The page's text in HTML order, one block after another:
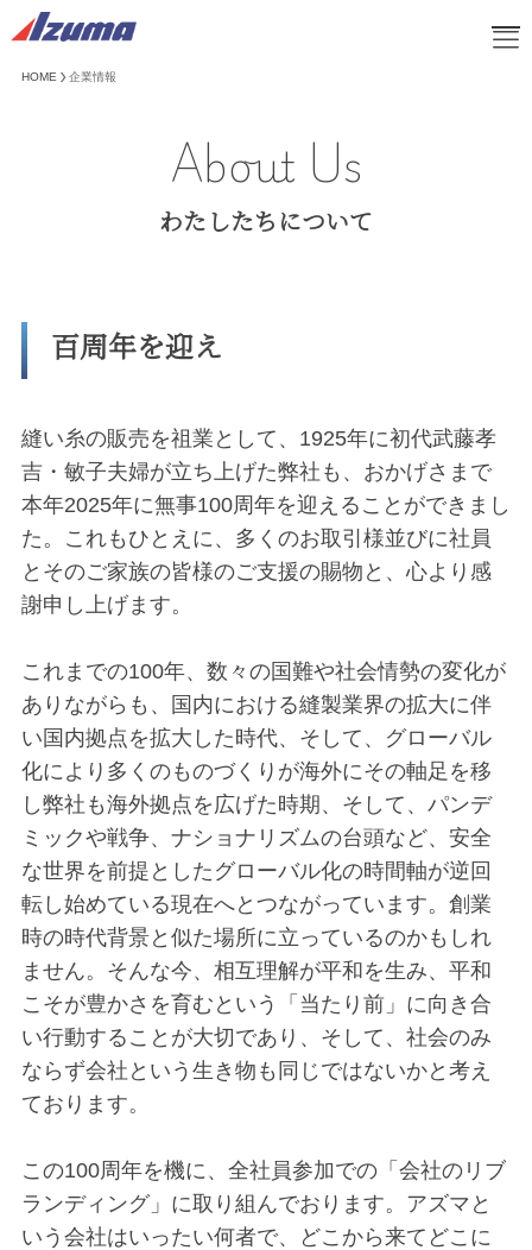
お知らせ
お問い合わせ
採用情報
HOME 企業情報
About Us
わたしたちについて
百周年を迎え
縫い糸の販売を祖業として、1925年に初代武藤孝
吉・敏子夫婦が立ち上げた弊社も、おかげさまで
本年2025年に無事100周年を迎えることができまし
た。これもひとえに、多くのお取引様並びに社員
とそのご家族の皆様のご支援の賜物と、心より感
謝申し上げます。
これまでの100年、数々の国難や社会情勢の変化が
ありながらも、国内における縫製業界の拡大に伴
い国内拠点を拡大した時代、そして、グローバル
化により多くのものづくりが海外にその軸足を移
し弊社も海外拠点を広げた時期、そして、パンデ
ミックや戦争、ナショナリズムの台頭など、安全
な世界を前提としたグローバル化の時間軸が逆回
転し始めている現在へとつながっています。創業
時の時代背景と似た場所に立っているのかもしれ
ません。そんな今、相互理解が平和を生み、平和
こそが豊かさを育むという「当たり前」に向き合
い行動することが大切であり、そして、社会のみ
ならず会社という生き物も同じではないかと考え
ております。
この100周年を機に、全社員参加での「会社のリブ
ランディング」に取り組んでおります。アズマと
いう会社はいったい何者で、どこから来てどこに